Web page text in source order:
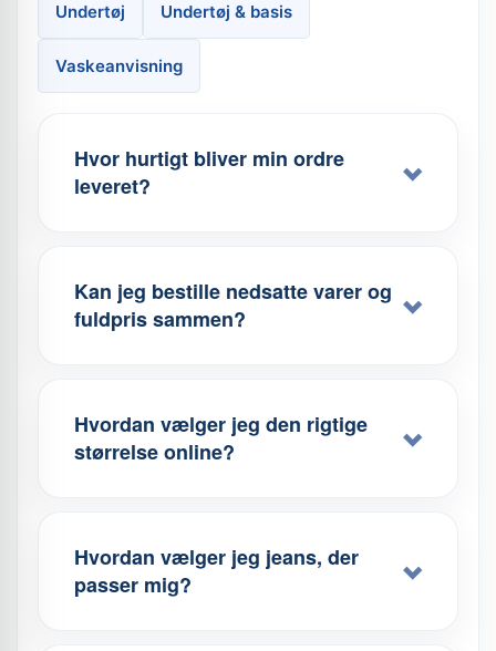
Undertøj Undertøj & basis
Vaskeanvisning
Hvor hurtigt bliver min ordre
leveret?
Kan jeg bestille nedsatte varer og
fuldpris sammen?
Hvordan vælger jeg den rigtige
størrelse online?
Hvordan vælger jeg jeans, der
passer mig?